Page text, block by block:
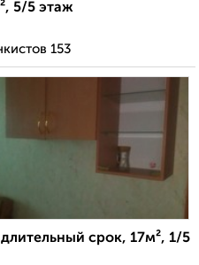
5/5 этаж
153
срок, 17м², 1/5